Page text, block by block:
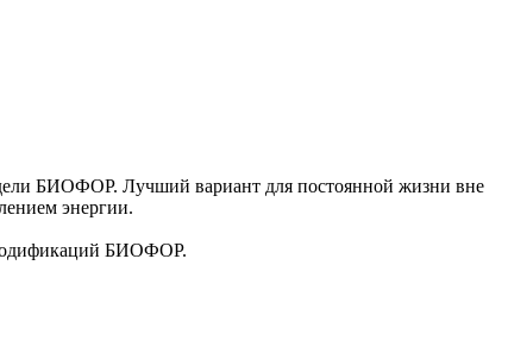
БИОФОР. Лучший вариант для постоянной жизни вне
энергии.
модификаций БИОФОР.